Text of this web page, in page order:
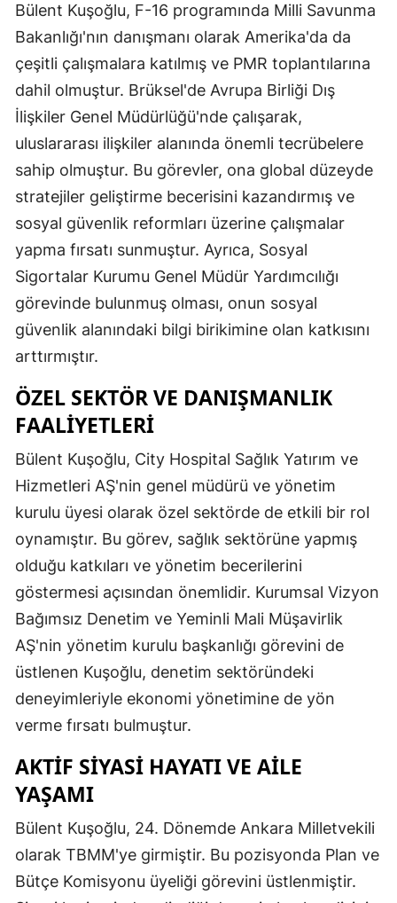
Bülent Kuşoğlu, F-16 programında Milli Savunma
Bakanlığı'nın danışmanı olarak Amerika'da da
çeşitli çalışmalara katılmış ve PMR toplantılarına
dahil olmuştur. Brüksel'de Avrupa Birliği Dış
İlişkiler Genel Müdürlüğü'nde çalışarak,
uluslararası ilişkiler alanında önemli tecrübelere
sahip olmuştur. Bu görevler, ona global düzeyde
stratejiler geliştirme becerisini kazandırmış ve
sosyal güvenlik reformları üzerine çalışmalar
yapma fırsatı sunmuştur. Ayrıca, Sosyal
Sigortalar Kurumu Genel Müdür Yardımcılığı
görevinde bulunmuş olması, onun sosyal
güvenlik alanındaki bilgi birikimine olan katkısını
arttırmıştır.
ÖZEL SEKTÖR VE DANIŞMANLIK
FAALIYETLERI
Bülent Kuşoğlu, City Hospital Sağlık Yatırım ve
Hizmetleri AŞ'nin genel müdürü ve yönetim
kurulu üyesi olarak özel sektörde de etkili bir rol
oynamıştır. Bu görev, sağlık sektörüne yapmış
olduğu katkıları ve yönetim becerilerini
göstermesi açısından önemlidir. Kurumsal Vizyon
Bağımsız Denetim ve Yeminli Mali Müşavirlik
AŞ'nin yönetim kurulu başkanlığı görevini de
üstlenen Kuşoğlu, denetim sektöründeki
deneyimleriyle ekonomi yönetimine de yön
verme fırsatı bulmuştur.
AKTIF SIYASI HAYATI VE AILE
YAŞAMI
Bülent Kuşoğlu, 24. Dönemde Ankara Milletvekili
olarak TBMM'ye girmiştir. Bu pozisyonda Plan ve
Bütçe Komisyonu üyeliği görevini üstlenmiştir.